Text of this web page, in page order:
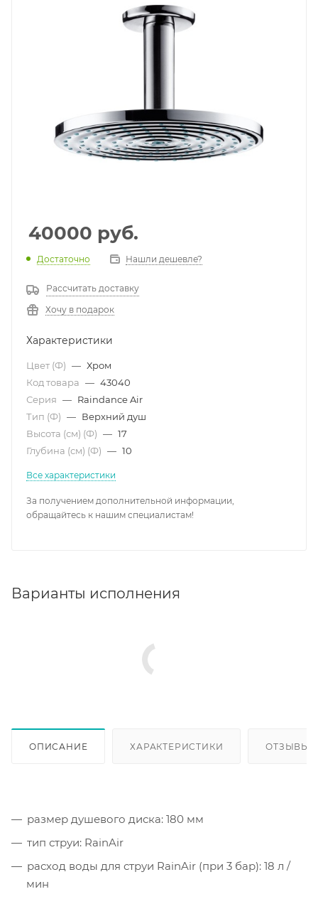
40000 руб.
Достаточно Нашли дешевле?
Рассчитать доставку
Хочу в подарок
Характеристики
Цвет (Ф) — Хром
Код товара — 43040
Серия — Raindance Air
Тип (Ф) — Верхний душ
Высота (см) (Ф) — 17
Глубина (см) (Ф) — 10
Все характеристики
За получением дополнительной информации,
обращайтесь к нашим специалистам!
Варианты исполнения
ОПИСАНИЕ ХАРАКТЕРИСТИКИ ОТЗЫВЫ
размер душевого диска: 180 мм
тип струи: RainAir
расход воды для струи RainAir (при 3 бар): 18 л /
мин